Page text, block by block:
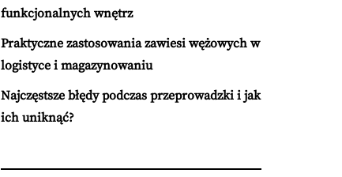
funkcjonalnych wnętrz
Praktyczne zastosowania zawiesi wężowych w
logistyce i magazynowaniu
Najczęstsze błędy podczas przeprowadzki i jak
ich uniknąć?